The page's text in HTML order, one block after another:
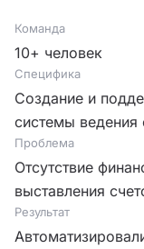
Команда
10+ человек
Специфика
Создание и
системы ведения
Проблема
Отсутствие
выставления
Результат